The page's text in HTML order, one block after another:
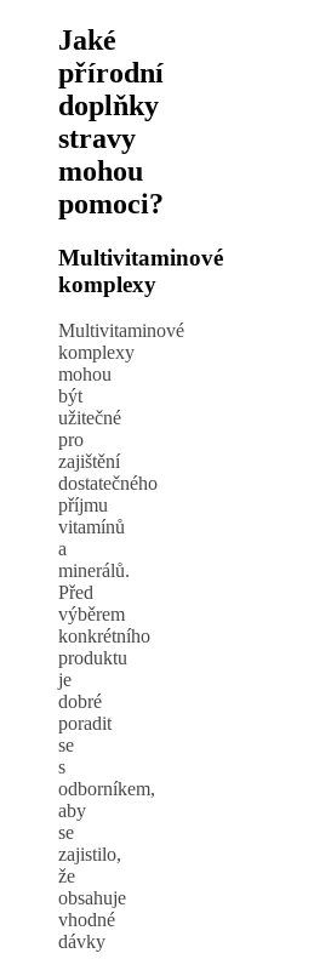
Jaké
přírodní
doplňky
stravy
mohou
pomoci?
Multivitaminové
komplexy
Multivitaminové
komplexy
mohou
být
užitečné
pro
zajištění
dostatečného
příjmu
vitamínů
a
minerálů.
Před
výběrem
konkrétního
produktu
je
dobré
poradit
se
s
odborníkem,
aby
se
zajistilo,
že
obsahuje
vhodné
dávky